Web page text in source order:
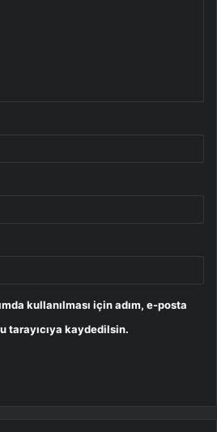
kullanılması için adım, e-posta
tarayıcıya kaydedilsin.